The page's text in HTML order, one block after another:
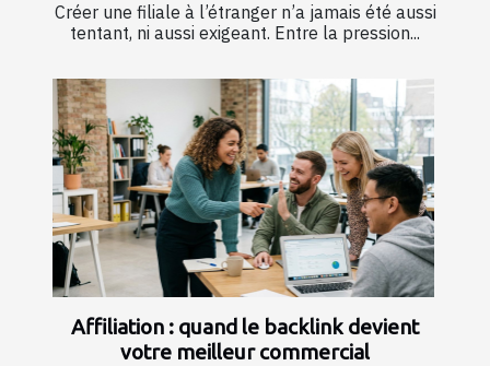
Créer une filiale à l’étranger n’a jamais été aussi
tentant, ni aussi exigeant. Entre la pression...
Affiliation : quand le backlink devient
votre meilleur commercial